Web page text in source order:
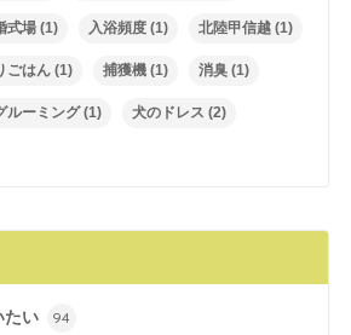
式場(1) 入浴頻度(1) 北陸甲信越(1)
ごはん(1) 捕獲機(1) 消臭(1)
ルーミング(1) 犬のドレス (2)
たい 94